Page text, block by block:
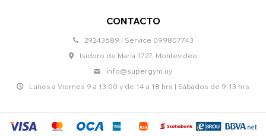
CONTACTO
29243689 | Service 099807743
Isidoro de María 1727, Montevideo
info@supergym.uy
Lunes a Viernes 9 a 13:00 y de 14 a 18 hrs | Sábados de 9-13 hrs